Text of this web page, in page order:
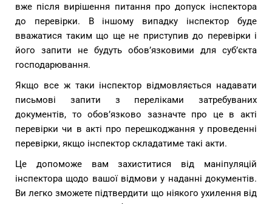
вже після вирішення питання про допуск інспектора
до перевірки. В іншому випадку інспектор буде
вважатися таким що ще не приступив до перевірки і
його запити не будуть обов’язковими для суб’єкта
господарювання.
Якщо все ж таки інспектор відмовляється надавати
письмові запити з переліками затребуваних
документів, то обов’язково зазначте про це в акті
перевірки чи в акті про перешкоджання у проведенні
перевірки, якщо інспектор складатиме такі акти.
Це допоможе вам захиститися від маніпуляцій
інспектора щодо вашої відмови у наданні документів.
Ви легко зможете підтвердити що ніякого ухилення від